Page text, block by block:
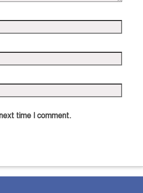
time I comment.